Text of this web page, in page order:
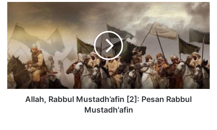
Allah, Rabbul Mustadh’afin [2]: Pesan Rabbul
Mustadh'afin